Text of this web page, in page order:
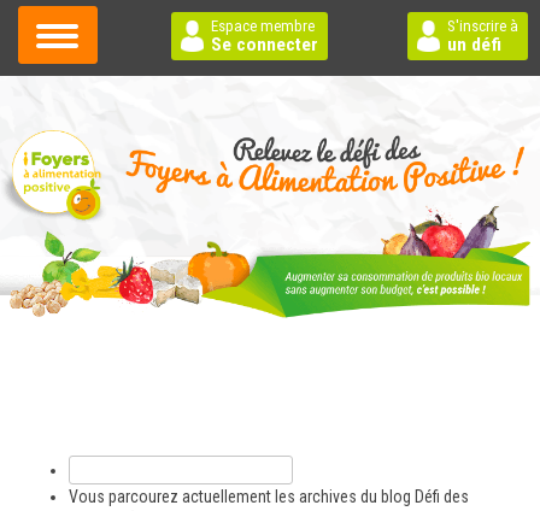
Espace membre
Se connecter
S'inscrire à
un défi
Vous parcourez actuellement les archives du blog Défi des